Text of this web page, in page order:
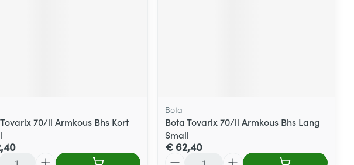
70/ii Armkous Bhs Kort
Bota
Bota Tovarix 70/ii Armkous Bhs Lang
Small
€ 62,40